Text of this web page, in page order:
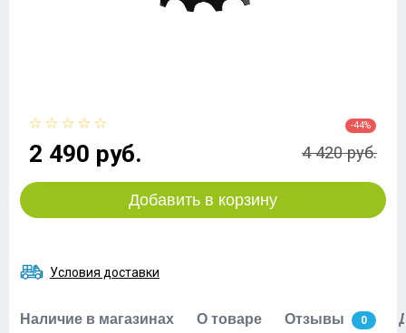
2 490 руб.
-44%
4 420 руб.
Добавить в корзину
Условия доставки
Наличие в магазинах О товаре Отзывы 0